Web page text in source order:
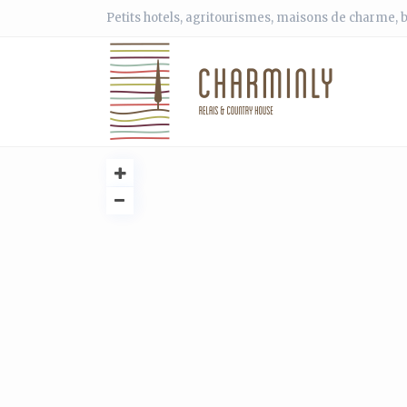
Petits hotels, agritourismes, maisons de charme,